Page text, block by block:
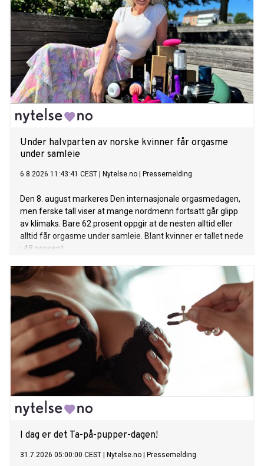
Under halvparten av norske kvinner får orgasme
under samleie
6.8.2026 11:43:41 CEST Nytelse.no Pressemelding
Den 8. august markeres Den internasjonale orgasmedagen,
men ferske tall viser at mange nordmenn fortsatt går glipp
av klimaks. Bare 62 prosent oppgir at de nesten alltid eller
alltid får orgasme under samleie. Blant kvinner er tallet nede
i 48 prosent.
I dag er det Ta-på-pupper-dagen!
31.7.2026 05:00:00 CEST Nytelse.no Pressemelding